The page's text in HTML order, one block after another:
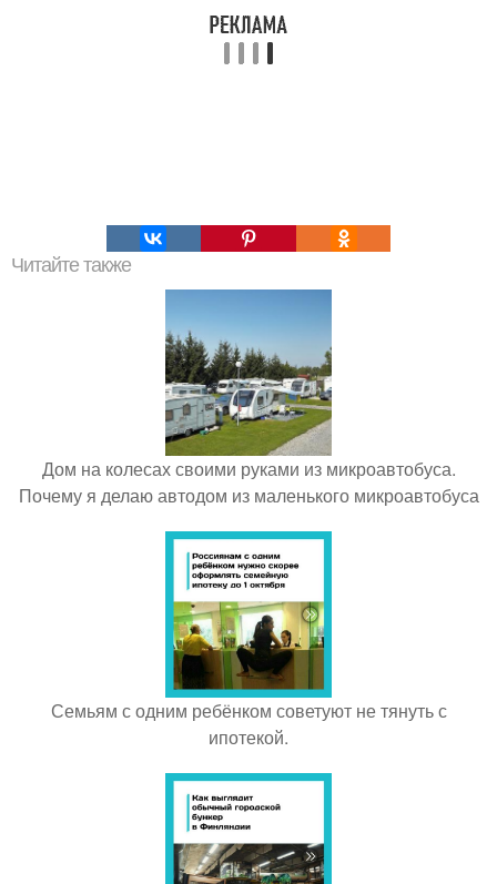
Читайте также
Дом на колесах своими руками из микроавтобуса.
Почему я делаю автодом из маленького микроавтобуса
Семьям с одним ребёнком советуют не тянуть с
ипотекой.